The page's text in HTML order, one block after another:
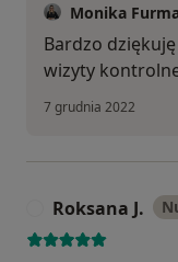
Monika
Bardzo
wizyty
7 grudnia 2022
Roksana J.